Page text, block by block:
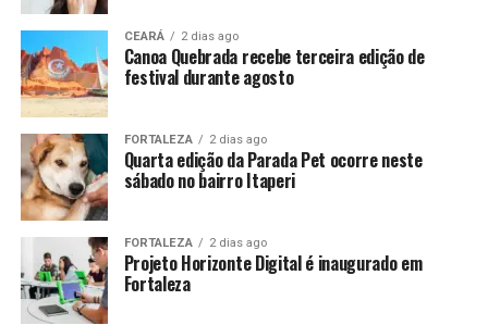
CEARÁ 2 dias ago
Canoa Quebrada recebe terceira edição de
festival durante agosto
FORTALEZA 2 dias ago
Quarta edição da Parada Pet ocorre neste
sábado no bairro Itaperi
FORTALEZA 2 dias ago
Projeto Horizonte Digital é inaugurado em
Fortaleza